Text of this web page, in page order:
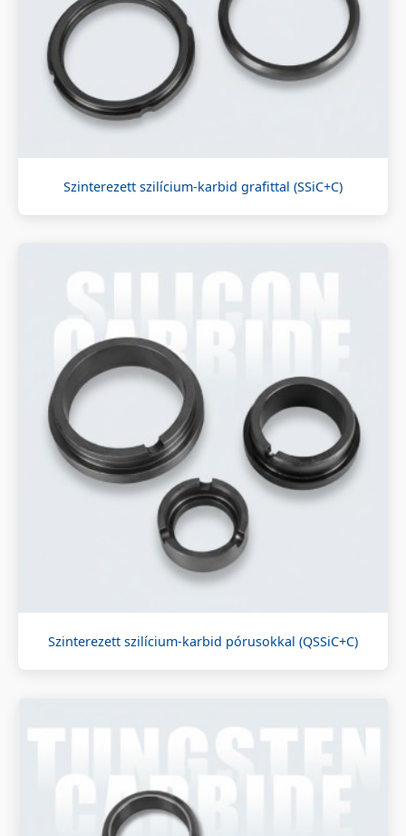
Szinterezett szilícium-karbid grafittal (SSiC+C)
Szinterezett szilícium-karbid pórusokkal (QSSiC+C)